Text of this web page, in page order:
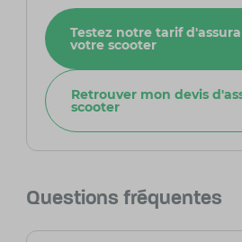
Testez notre tarif
votre scooter
Retrouver mon devis
scooter
Questions fréquentes